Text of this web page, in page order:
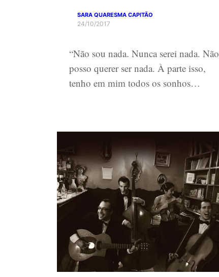
SARA QUARESMA CAPITÃO
24/10/2017
“Não sou nada. Nunca serei nada. Não
posso querer ser nada. À parte isso,
tenho em mim todos os sonhos…